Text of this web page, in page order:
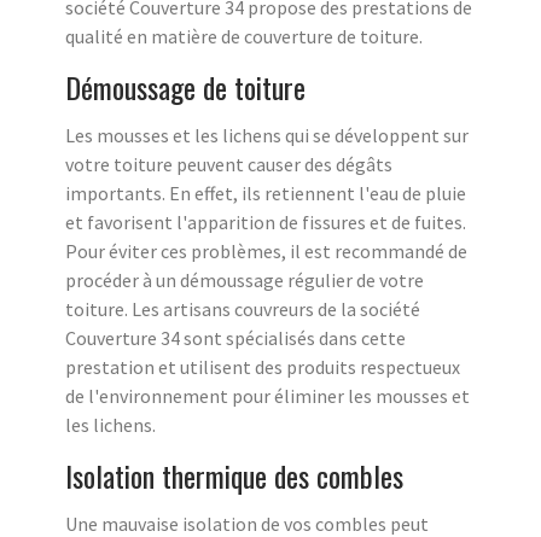
société Couverture 34 propose des prestations de
qualité en matière de couverture de toiture.
Démoussage de toiture
Les mousses et les lichens qui se développent sur
votre toiture peuvent causer des dégâts
importants. En effet, ils retiennent l'eau de pluie
et favorisent l'apparition de fissures et de fuites.
Pour éviter ces problèmes, il est recommandé de
procéder à un démoussage régulier de votre
toiture. Les artisans couvreurs de la société
Couverture 34 sont spécialisés dans cette
prestation et utilisent des produits respectueux
de l'environnement pour éliminer les mousses et
les lichens.
Isolation thermique des combles
Une mauvaise isolation de vos combles peut